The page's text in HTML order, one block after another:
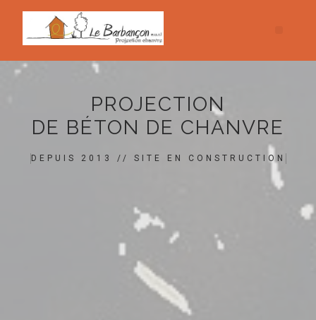
PROJECTION
DE BÉTON DE CHANVRE
DEPUIS 2013 // SITE EN CONSTRUCTION